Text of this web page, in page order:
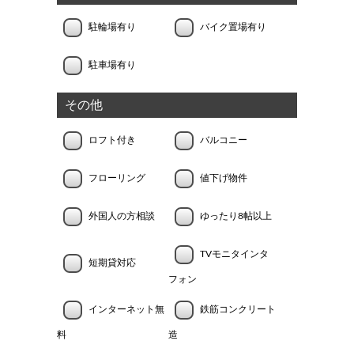
駐輪場有り バイク置場有り
駐車場有り
その他
ロフト付き バルコニー
フローリング 値下げ物件
外国人の方相談 ゆったり8帖以上
短期貸対応
TVモニタインタ
フォン
インターネット無
料
鉄筋コンクリート
造